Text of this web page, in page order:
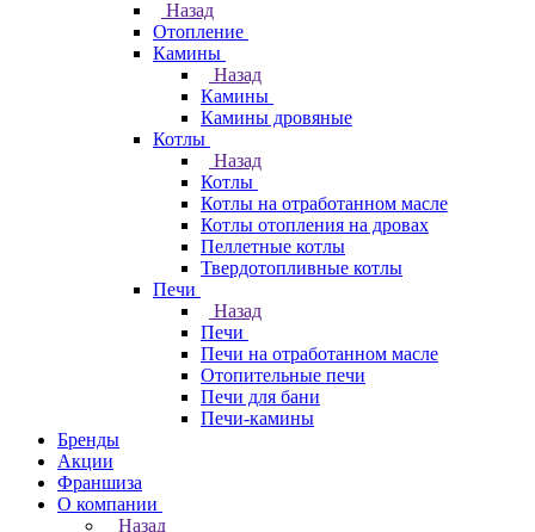
Назад
Отопление
Камины
Назад
Камины
Камины дровяные
Котлы
Назад
Котлы
Котлы на отработанном масле
Котлы отопления на дровах
Пеллетные котлы
Твердотопливные котлы
Печи
Назад
Печи
Печи на отработанном масле
Отопительные печи
Печи для бани
Печи-камины
Бренды
Акции
Франшиза
О компании
Назад